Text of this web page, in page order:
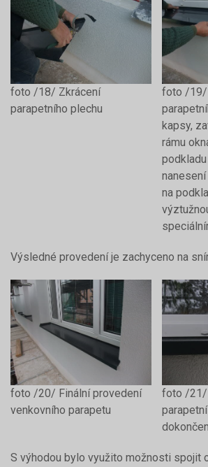
foto /18/ Zkrácení
parapetního plechu
foto /19/
kapsy,
rámu
na
Výsledné provedení je zachyceno na
foto /20/ Finální provedení
venkovního parapetu
foto /21/
S výhodou bylo využito možnosti spojit